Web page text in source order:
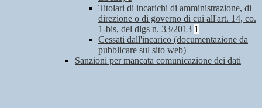
Titolari di incarichi di amministrazione, di
direzione o di governo di cui all'art. 14, co.
1-bis, del dlgs n. 33/2013 1
Cessati dall'incarico (documentazione da
pubblicare sul sito web)
Sanzioni per mancata comunicazione dei dati